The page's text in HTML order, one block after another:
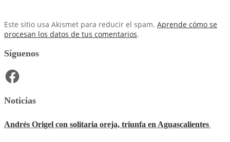
Este sitio usa Akismet para reducir el spam. Aprende cómo se
procesan los datos de tus comentarios.
Síguenos
Facebook
Noticias
Andrés Origel con solitaria oreja, triunfa en Aguascalientes